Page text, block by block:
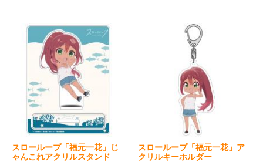
スローループ「福元一花」じ
ゃんこれアクリルスタンド
スローループ「福元一花」ア
クリルキーホルダー